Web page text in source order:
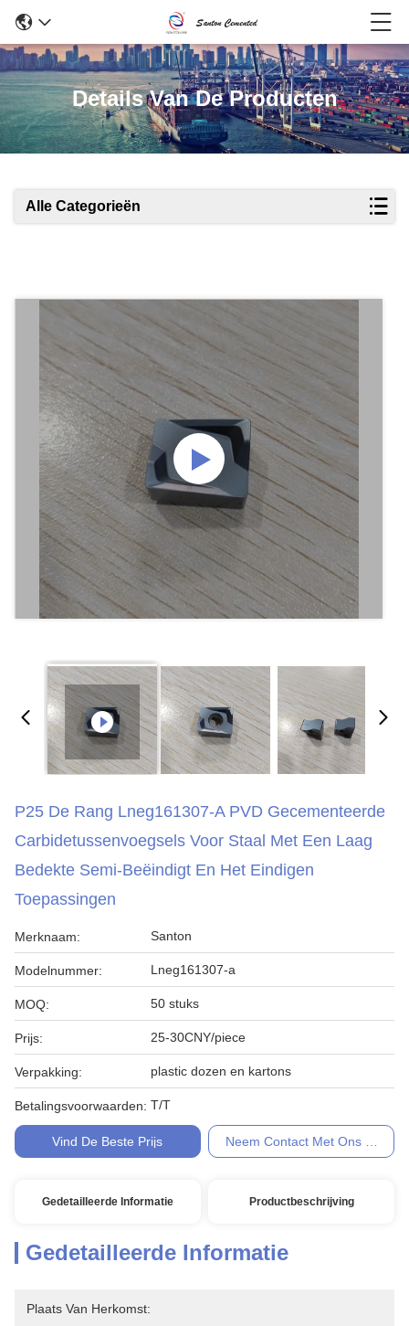
Details Van De Producten
Alle Categorieën
P25 De Rang Lneg161307-A PVD Gecementeerde
Carbidetussenvoegsels Voor Staal Met Een Laag
Bedekte Semi-Beëindigt En Het Eindigen
Toepassingen
Merknaam: Santon
Modelnummer: Lneg161307-a
MOQ: 50 stuks
Prijs: 25-30CNY/piece
Verpakking: plastic dozen en kartons
Betalingsvoorwaarden: T/T
Vind De Beste Prijs Neem Contact Met Ons Op
Gedetailleerde Informatie Productbeschrijving
Gedetailleerde Informatie
Plaats Van Herkomst: